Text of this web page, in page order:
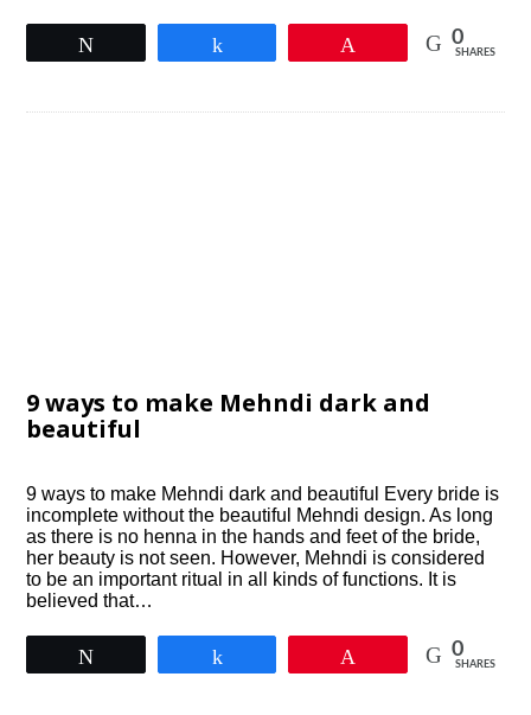
0
SHARES
9 ways to make Mehndi dark and
beautiful
9 ways to make Mehndi dark and beautiful Every bride is
incomplete without the beautiful Mehndi design. As long
as there is no henna in the hands and feet of the bride,
her beauty is not seen. However, Mehndi is considered
to be an important ritual in all kinds of functions. It is
believed that…
0
SHARES